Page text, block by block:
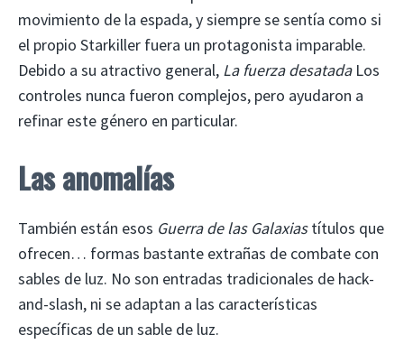
movimiento de la espada, y siempre se sentía como si
el propio Starkiller fuera un protagonista imparable.
Debido a su atractivo general, La fuerza desatada Los
controles nunca fueron complejos, pero ayudaron a
refinar este género en particular.
Las anomalías
También están esos Guerra de las Galaxiastítulos que
ofrecen… formas bastante extrañas de combate con
sables de luz. No son entradas tradicionales de hack-
and-slash, ni se adaptan a las características
específicas de un sable de luz.